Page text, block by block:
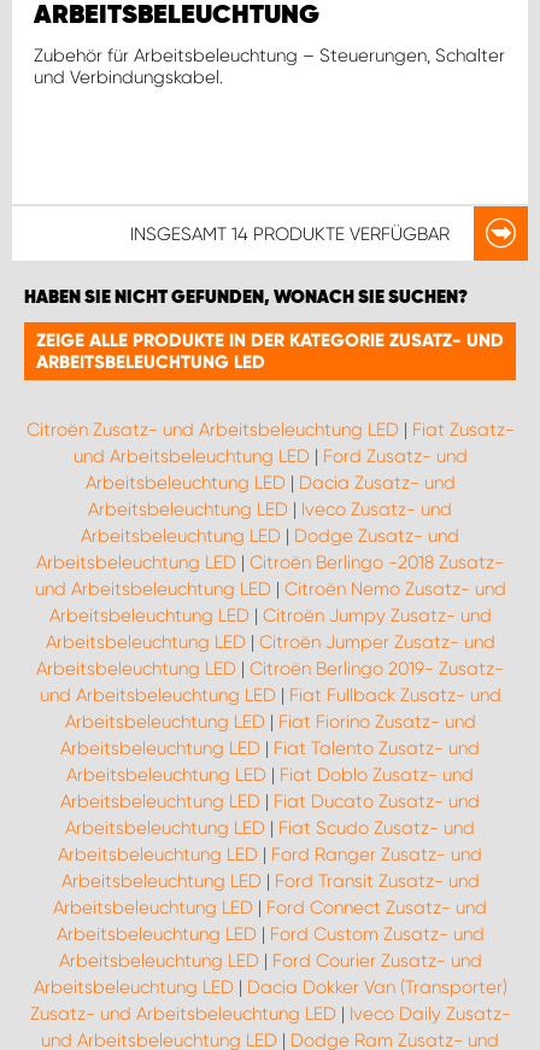
ARBEITSBELEUCHTUNG
Zubehör für Arbeitsbeleuchtung – Steuerungen, Schalter
und Verbindungskabel.
INSGESAMT 14 PRODUKTE VERFÜGBAR
HABEN SIE NICHT GEFUNDEN, WONACH SIE SUCHEN?
ZEIGE ALLE PRODUKTE IN DER KATEGORIE ZUSATZ- UND
ARBEITSBELEUCHTUNG LED
Citroën Zusatz- und Arbeitsbeleuchtung LED| Fiat Zusatz-
und Arbeitsbeleuchtung LED| Ford Zusatz- und
Arbeitsbeleuchtung LED| Dacia Zusatz- und
Arbeitsbeleuchtung LED | Iveco Zusatz- und
Arbeitsbeleuchtung LED | Dodge Zusatz- und
Arbeitsbeleuchtung LED | Citroën Berlingo -2018 Zusatz-
und Arbeitsbeleuchtung LED| Citroën Nemo Zusatz- und
Arbeitsbeleuchtung LED| Citroën Jumpy Zusatz- und
Arbeitsbeleuchtung LED| Citroën Jumper Zusatz- und
Arbeitsbeleuchtung LED | Citroën Berlingo 2019- Zusatz-
und Arbeitsbeleuchtung LED| Fiat Fullback Zusatz- und
Arbeitsbeleuchtung LED| Fiat Fiorino Zusatz- und
Arbeitsbeleuchtung LED | Fiat Talento Zusatz- und
Arbeitsbeleuchtung LED | Fiat Doblo Zusatz- und
Arbeitsbeleuchtung LED | Fiat Ducato Zusatz- und
Arbeitsbeleuchtung LED | Fiat Scudo Zusatz- und
Arbeitsbeleuchtung LED | Ford Ranger Zusatz- und
Arbeitsbeleuchtung LED| Ford Transit Zusatz- und
Arbeitsbeleuchtung LED | Ford Connect Zusatz- und
Arbeitsbeleuchtung LED| Ford Custom Zusatz- und
Arbeitsbeleuchtung LED| Ford Courier Zusatz- und
Arbeitsbeleuchtung LED| Dacia Dokker Van (Transporter)
Zusatz- und Arbeitsbeleuchtung LED| Iveco Daily Zusatz-
und Arbeitsbeleuchtung LED | Dodge Ram Zusatz- und